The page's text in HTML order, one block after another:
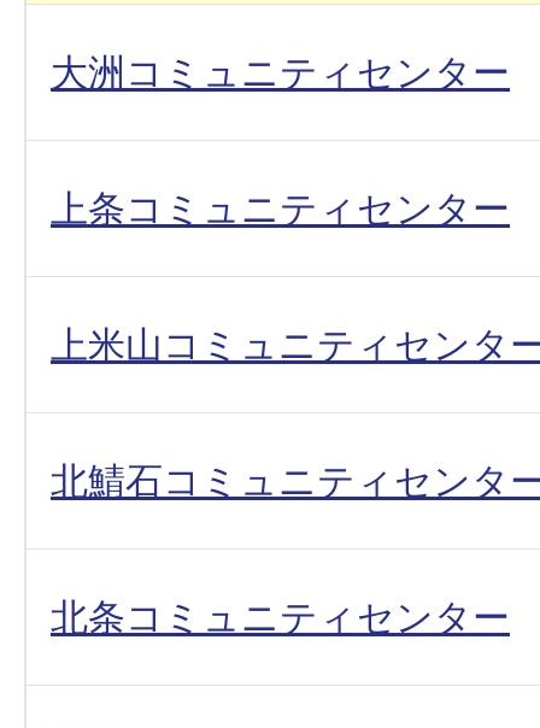
大洲コミュニティセンター
上条コミュニティセンター
上米山コミュニティセンタ
北鯖石コミュニティセンタ
北条コミュニティセンター